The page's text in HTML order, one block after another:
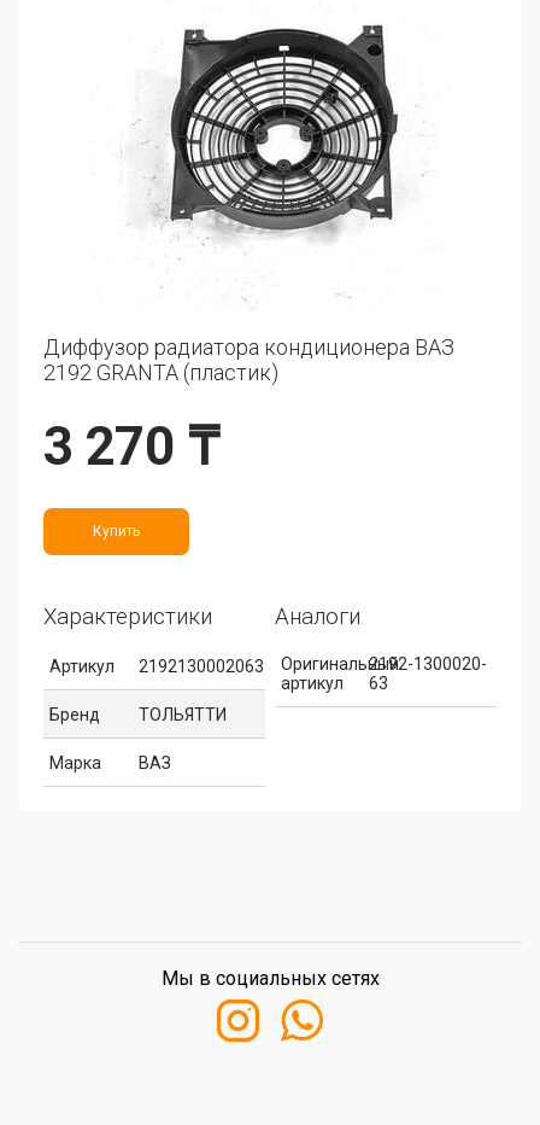
Диффузор радиатора кондиционера ВАЗ
2192 GRANTA (пластик)
3 270 ₸
Купить
Характеристики
Артикул 2192130002063
Бренд ТОЛЬЯТТИ
Марка ВАЗ
Аналоги
Оригинальный
артикул
2192-1300020-
63
Мы в социальных сетях